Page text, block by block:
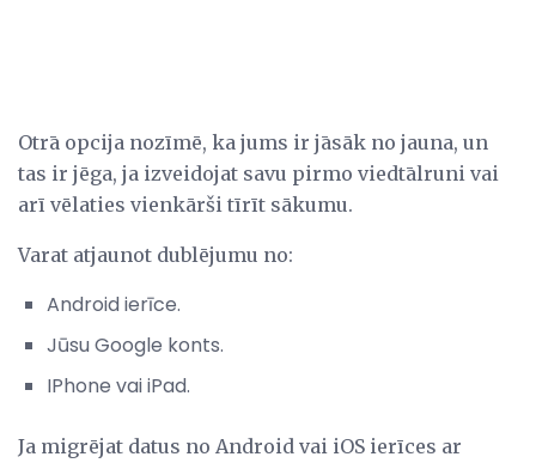
Otrā opcija nozīmē, ka jums ir jāsāk no jauna, un
tas ir jēga, ja izveidojat savu pirmo viedtālruni vai
arī vēlaties vienkārši tīrīt sākumu.
Varat atjaunot dublējumu no:
Android ierīce.
Jūsu Google konts.
IPhone vai iPad.
Ja migrējat datus no Android vai iOS ierīces ar